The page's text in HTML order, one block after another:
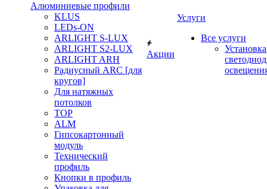
Алюминиевые профили
KLUS
LEDs-ON
ARLIGHT S-LUX
ARLIGHT S2-LUX
ARLIGHT ARH
Радиусный ARC [для
кругов]
Для натяжных
потолков
TOP
ALM
Гипсокартонный
модуль
Технический
профиль
Кнопки в профиль
Акции
Услуги
Все услуги
Установка